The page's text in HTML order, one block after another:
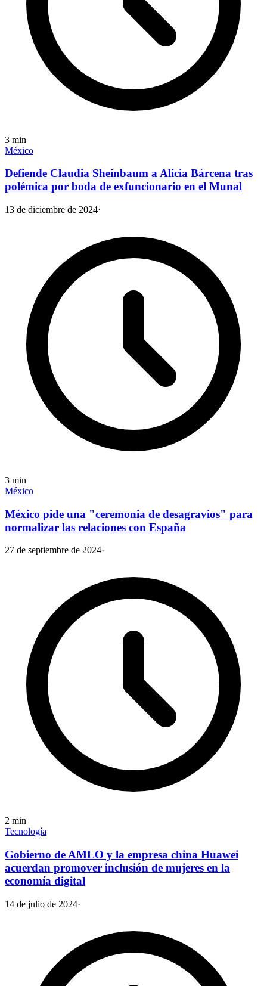
3 min
México
Defiende Claudia Sheinbaum a Alicia Bárcena tras
polémica por boda de exfuncionario en el Munal
13 de diciembre de 2024·
3 min
México
México pide una "ceremonia de desagravios" para
normalizar las relaciones con España
27 de septiembre de 2024·
2 min
Tecnología
Gobierno de AMLO y la empresa china Huawei
acuerdan promover inclusión de mujeres en la
economía digital
14 de julio de 2024·